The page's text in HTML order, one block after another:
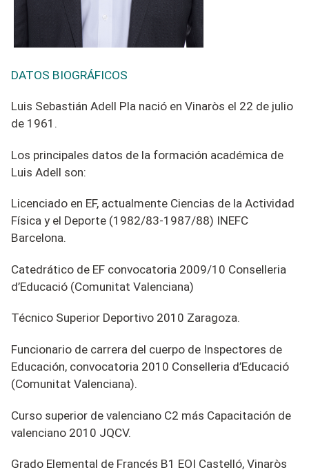
DATOS BIOGRÁFICOS
Luis Sebastián Adell Pla nació en Vinaròs el 22 de julio
de 1961.
Los principales datos de la formación académica de
Luis Adell son:
Licenciado en EF, actualmente Ciencias de la Actividad
Física y el Deporte (1982/83-1987/88) INEFC
Barcelona.
Catedrático de EF convocatoria 2009/10 Conselleria
d’Educació (Comunitat Valenciana)
Técnico Superior Deportivo 2010 Zaragoza.
Funcionario de carrera del cuerpo de Inspectores de
Educación, convocatoria 2010 Conselleria d’Educació
(Comunitat Valenciana).
Curso superior de valenciano C2 más Capacitación de
valenciano 2010 JQCV.
Grado Elemental de Francés B1 EOI Castelló, Vinaròs